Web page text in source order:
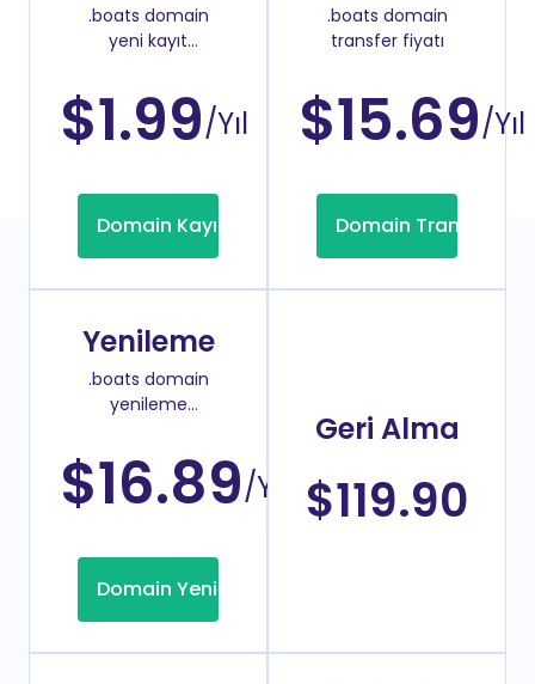
.boats domain
yeni kayıt
$1.99/Yıl
Domain Kayıt
.boats domain
transfer fiyatı
$15.69/Yıl
Domain Transfer
Yenileme
.boats domain
yenileme
$16.89/Yıl
Domain Yenileme
Geri Alma
$119.90